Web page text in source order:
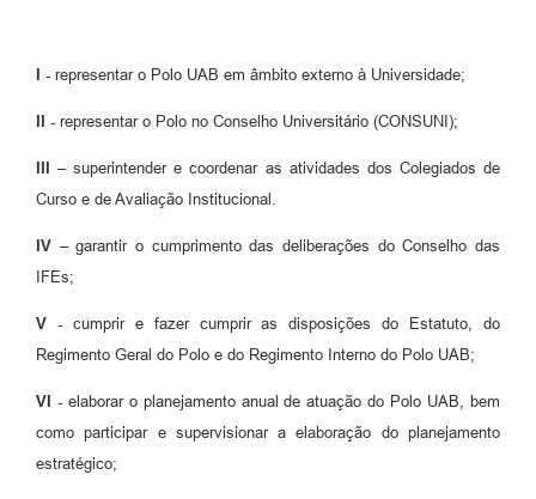
I -representar o Polo UAB em âmbito externo à Universidade;
II -representar o Polo no Conselho Universitário (CONSUNI);
III –superintender e coordenar as atividades dos Colegiados de
Curso e de Avaliação Institucional.
IV –garantir o cumprimento das deliberações do Conselho das
IFEs;
V -cumprir e fazer cumprir as disposições do Estatuto, do
Regimento Geral do Polo e do Regimento Interno do Polo UAB;
VI -elaborar o planejamento anual de atuação do Polo UAB, bem
como participar e supervisionar a elaboração do planejamento
estratégico;